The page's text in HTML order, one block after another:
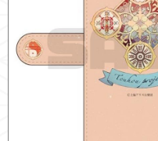
キーホルダー
トレーディングカード